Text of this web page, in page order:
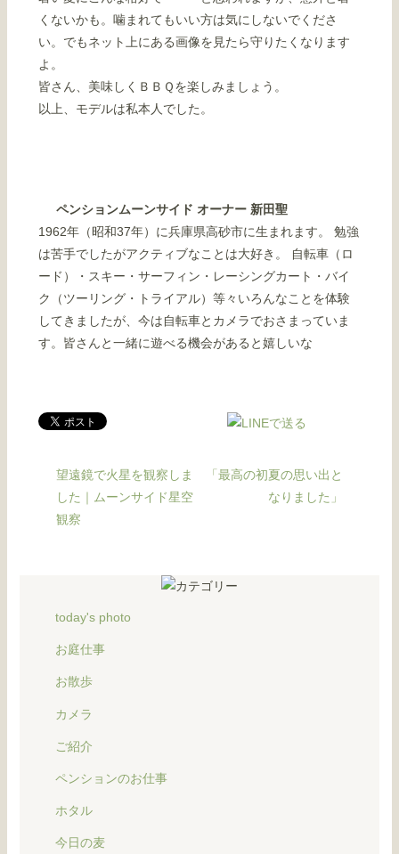
くないかも。噛まれてもいい方は気にしないでくださ
い。でもネット上にある画像を見たら守りたくなります
よ。
皆さん、美味しくＢＢＱを楽しみましょう。
以上、モデルは私本人でした。
ペンションムーンサイド オーナー 新田聖
1962年（昭和37年）に兵庫県高砂市に生まれます。 勉強
は苦手でしたがアクティブなことは大好き。 自転車（ロ
ード）・スキー・サーフィン・レーシングカート・バイ
ク（ツーリング・トライアル）等々いろんなことを体験
してきましたが、今は自転車とカメラでおさまっていま
す。皆さんと一緒に遊べる機会があると嬉しいな
望遠鏡で火星を観察しま
した｜ムーンサイド星空
観察
「最高の初夏の思い出と
なりました」
today's photo
お庭仕事
お散歩
カメラ
ご紹介
ペンションのお仕事
ホタル
今日の麦